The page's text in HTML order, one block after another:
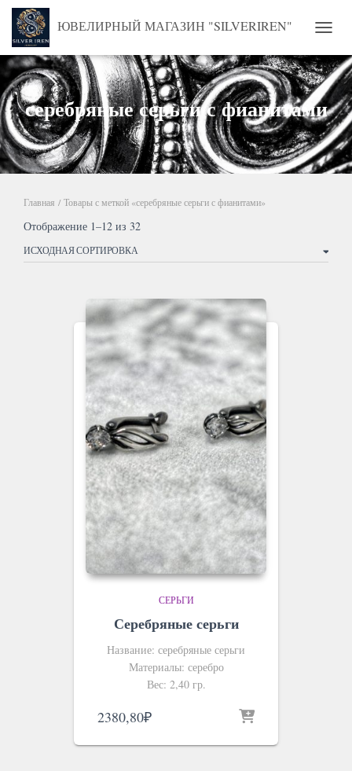
ЮВЕЛИРНЫЙ МАГАЗИН "SILVERIREN"
серебряные серьги с фианитами
Главная / Товары с меткой «серебряные серьги с фианитами»
Отображение 1–12 из 32
СЕРЬГИ
Серебряные серьги
Название: серебряные серьги
Материалы: серебро
Вес: 2,40 гр.
2380,80₽